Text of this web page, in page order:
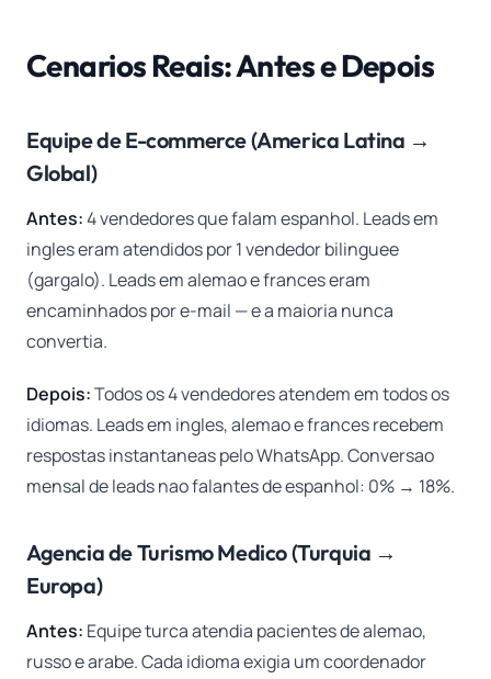
Cenarios Reais: Antes e Depois
Equipe de E-commerce (America Latina →
Global)
Antes:4 vendedores que falam espanhol. Leads em
ingles eram atendidos por 1 vendedor bilinguee
(gargalo). Leads em alemao e frances eram
encaminhados por e-mail — e a maioria nunca
convertia.
Depois:Todos os 4 vendedores atendem em todos os
idiomas. Leads em ingles, alemao e frances recebem
respostas instantaneas pelo WhatsApp. Conversao
mensal de leads nao falantes de espanhol: 0% → 18%.
Agencia de Turismo Medico (Turquia →
Europa)
Antes: Equipe turca atendia pacientes de alemao,
russo e arabe. Cada idioma exigia um coordenador